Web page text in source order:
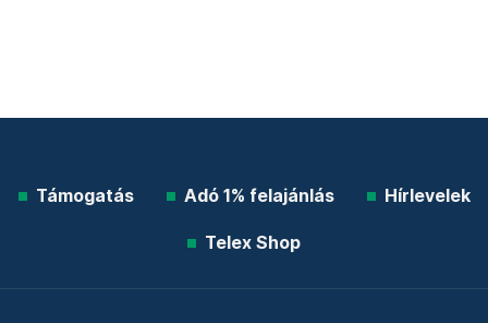
Támogatás Adó 1% felajánlás Hírlevelek
Telex Shop